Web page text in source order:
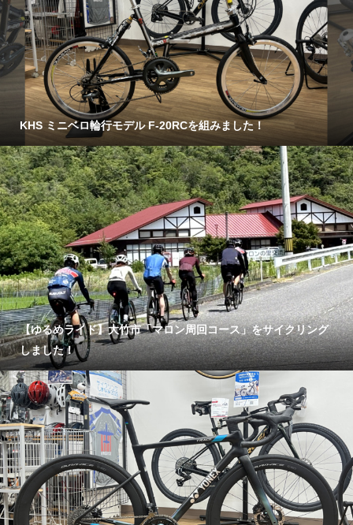
KHS ミニベロ輪行モデル F-20RCを組みました！
【ゆるめライド】大竹市「マロン周回コース」をサイクリング
しました！